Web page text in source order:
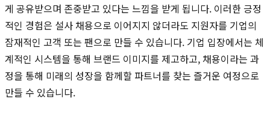
게 공유받으며 존중받고 있다는 느낌을 받게 됩니다. 이러한 긍정
적인 경험은 설사 채용으로 이어지지 않더라도 지원자를 기업의
잠재적인 고객 또는 팬으로 만들 수 있습니다. 기업 입장에서는 체
계적인 시스템을 통해 브랜드 이미지를 제고하고, 채용이라는 과
정을 통해 미래의 성장을 함께할 파트너를 찾는 즐거운 여정으로
만들 수 있습니다.